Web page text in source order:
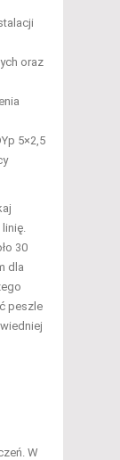
oraz
5×2,5
30
dla
peszle
W